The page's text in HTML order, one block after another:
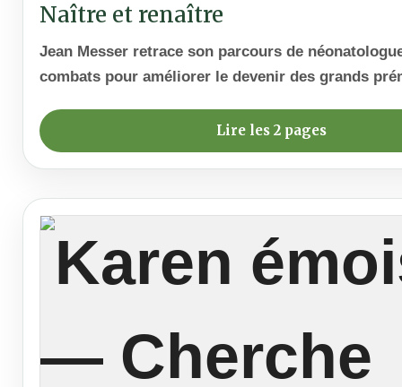
Naître et renaître
Jean Messer retrace son parcours de
combats pour améliorer le devenir des grands
Lire les 2 pages